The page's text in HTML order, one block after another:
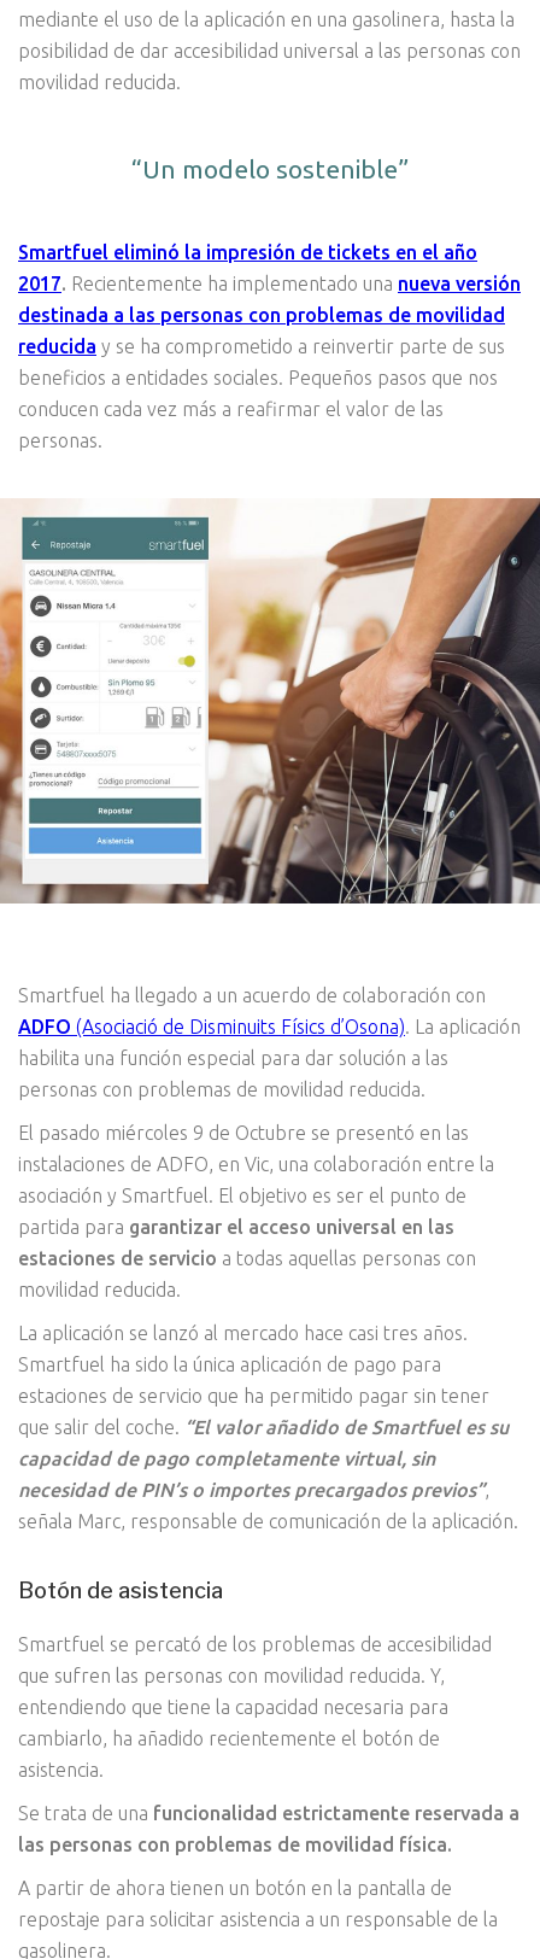
mediante el uso de la aplicación en una gasolinera, hasta la
posibilidad de dar accesibilidad universal a las personas con
movilidad reducida.
“Un modelo sostenible”
Smartfuel eliminó la impresión de tickets en el año
2017. Recientemente ha implementado una nueva versión
destinada a las personas con problemas de movilidad
reducida y se ha comprometido a reinvertir parte de sus
beneficios a entidades sociales. Pequeños pasos que nos
conducen cada vez más a reafirmar el valor de las
personas.
Smartfuel ha llegado a un acuerdo de colaboración con
ADFO (Asociació de Disminuits Físics d’Osona). La aplicación
habilita una función especial para dar solución a las
personas con problemas de movilidad reducida.
El pasado miércoles 9 de Octubre se presentó en las
instalaciones de ADFO, en Vic, una colaboración entre la
asociación y Smartfuel. El objetivo es ser el punto de
partida para garantizar el acceso universal en las
estaciones de servicio a todas aquellas personas con
movilidad reducida.
La aplicación se lanzó al mercado hace casi tres años.
Smartfuel ha sido la única aplicación de pago para
estaciones de servicio que ha permitido pagar sin tener
que salir del coche. “El valor añadido de Smartfuel es su
capacidad de pago completamente virtual, sin
necesidad de PIN’s o importes precargados previos”,
señala Marc, responsable de comunicación de la aplicación.
Botón de asistencia
Smartfuel se percató de los problemas de accesibilidad
que sufren las personas con movilidad reducida. Y,
entendiendo que tiene la capacidad necesaria para
cambiarlo, ha añadido recientemente el botón de
asistencia.
Se trata de una funcionalidad estrictamente reservada a
las personas con problemas de movilidad física.
A partir de ahora tienen un botón en la pantalla de
repostaje para solicitar asistencia a un responsable de la
gasolinera.